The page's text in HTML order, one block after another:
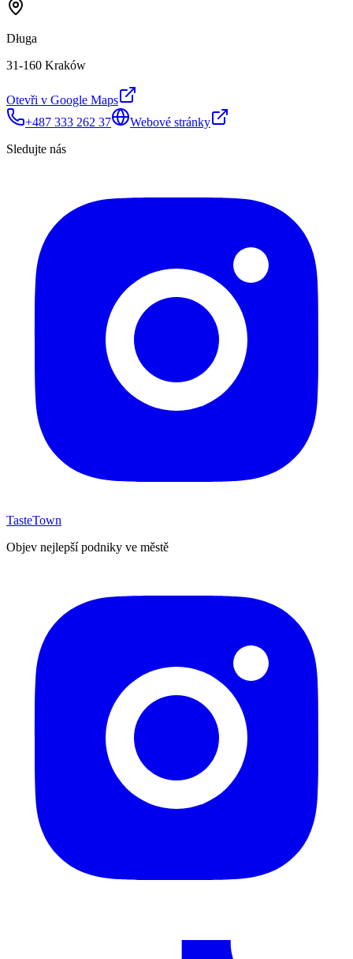
Długa
31-160 Kraków
Otevři v Google Maps
+487 333 262 37
Webové stránky
Sledujte nás
TasteTown
Objev nejlepší podniky ve městě